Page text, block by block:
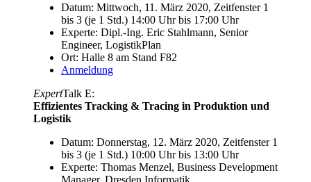
Datum: Mittwoch, 11. März 2020, Zeitfenster 1
bis 3 (je 1 Std.) 14:00 Uhr bis 17:00 Uhr
Experte: Dipl.-Ing. Eric Stahlmann, Senior
Engineer, LogistikPlan
Ort: Halle 8 am Stand F82
Anmeldung
ExpertTalk E:
Effizientes Tracking & Tracing in Produktion und
Logistik
Datum: Donnerstag, 12. März 2020, Zeitfenster 1
bis 3 (je 1 Std.) 10:00 Uhr bis 13:00 Uhr
Experte: Thomas Menzel, Business Development
Manager, Dresden Informatik